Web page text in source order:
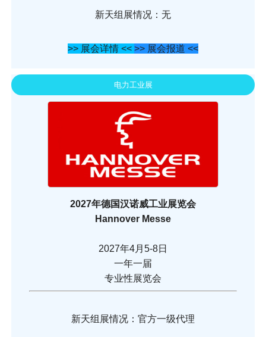
新天组展情况：无
>> 展会详情 << >> 展会报道 <<
电力工业展
2027年德国汉诺威工业展览会
Hannover Messe
2027年4月5-8日
一年一届
专业性展览会
新天组展情况：官方一级代理